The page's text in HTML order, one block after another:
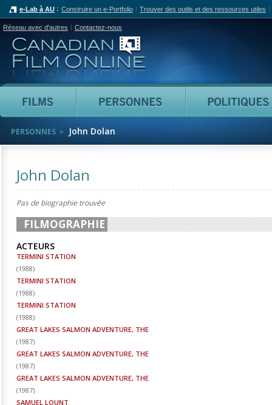
e-Lab à AU Construire un e-Portfolio Trouver des outils et des ressources utiles
Réseau avec d'autres Contactez-nous
Canadian Film Online
Films Personnes
PERSONNES John Dolan
John Dolan
Pas de biographie trouvée
FILMOGRAPHIE
ACTEURS
TERMINI STATION
(1988)
TERMINI STATION
(1988)
TERMINI STATION
(1988)
GREAT LAKES SALMON ADVENTURE, THE
(1987)
GREAT LAKES SALMON ADVENTURE, THE
(1987)
GREAT LAKES SALMON ADVENTURE, THE
(1987)
SAMUEL LOUNT